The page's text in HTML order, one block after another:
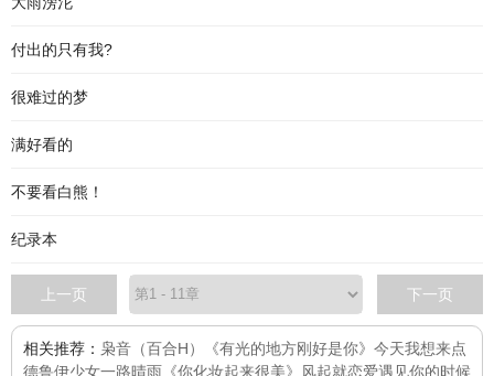
付出的只有我?
很难过的梦
满好看的
不要看白熊！
纪录本
上一页 下一页
相关推荐： 枭音（百合H） 《有光的地方刚好是你》 今天我想来点
德鲁伊少女一路晴雨 《你化妆起来很美》 风起就恋爱遇见你的时候